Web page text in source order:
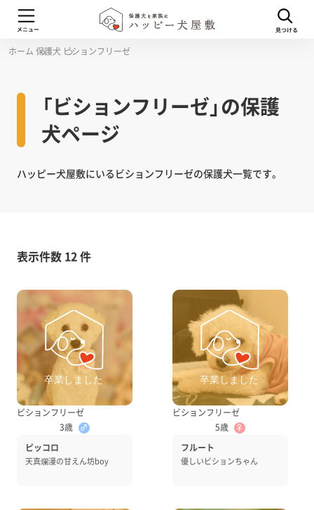
ホーム 保護犬 ビションフリーゼ
「ビションフリーゼ」の保護
犬ページ
ハッピー犬屋敷にいるビションフリーゼの保護犬一覧です。
表示件数 12 件
ビションフリーゼ
3歳
♂
ピッコロ
天真爛漫の甘えん坊boy
ビションフリーゼ
5歳
♀
フルート
優しいビションちゃん